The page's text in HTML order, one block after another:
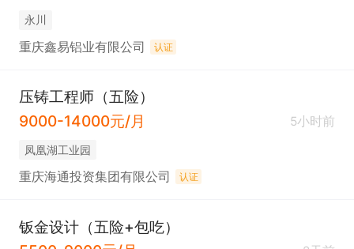
永川
重庆鑫易铝业有限公司 认证
压铸工程师（五险）
9000-14000元/月
5小时前
凤凰湖工业园
重庆海通投资集团有限公司 认证
钣金设计（五险+包吃）